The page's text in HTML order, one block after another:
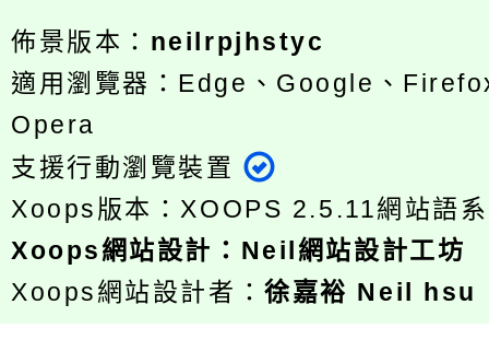
佈景版本： neilrpjhstyc
適用瀏覽器：Edge、Google、
Opera
支援行動瀏覽裝置
Xoops版本： XOOPS 2.5.11網站語
Xoops網站設計 ： Neil網站設計工坊
Xoops網站設計者：徐嘉裕 Neil hsu